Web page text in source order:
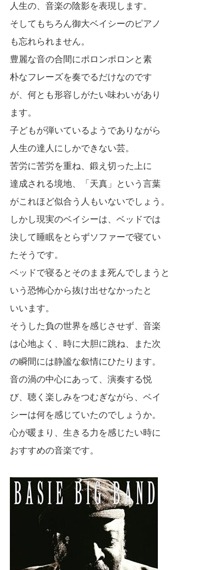
人生の、音楽の陰影を表現します。
そしてもちろん御大ベイシーのピアノ
も忘れられません。
豊麗な音の合間にポロンポロンと素
朴なフレーズを奏でるだけなのです
が、何とも形容しがたい味わいがあり
ます。
子どもが弾いているようでありながら
人生の達人にしかできない芸。
苦労に苦労を重ね、鍛え切った上に
達成される境地、「天真」という言葉
がこれほど似合う人もいないでしょう。
しかし現実のベイシーは、ベッドでは
決して睡眠をとらずソファーで寝てい
たそうです。
ベッドで寝るとそのまま死んでしまうと
いう恐怖心から抜け出せなかったと
いいます。
そうした負の世界を感じさせず、音楽
は心地よく、時に大胆に跳ね、また次
の瞬間には静謐な叙情にひたります。
音の渦の中心にあって、演奏する悦
び、聴く楽しみをつむぎながら、ベイ
シーは何を感じていたのでしょうか。
心が暖まり、生きる力を感じたい時に
おすすめの音楽です。